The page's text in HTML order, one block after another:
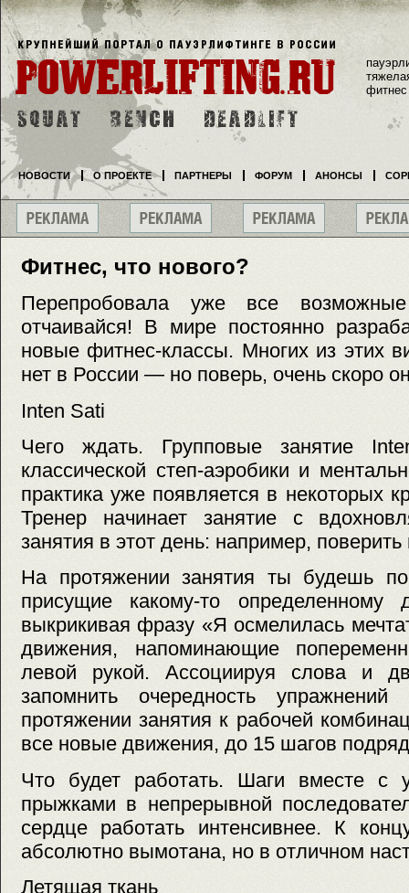
Фитнес, что нового?
Перепробовала уже все
отчаивайся! В мире постоянно
новые фитнес-классы. Многих из этих
нет в России — но поверь, очень скоро
Inten Sati
Чего ждать. Групповые занятие
классической степ-аэробики и
практика уже появляется в некоторых
Тренер начинает занятие с
занятия в этот день: например, поверить
На протяжении занятия ты будешь
присущие какому-то определенному
выкрикивая фразу «Я осмелилась
движения, напоминающие
левой рукой. Ассоциируя слова и
запомнить очередность
протяжении занятия к рабочей
все новые движения, до 15 шагов
Что будет работать. Шаги вместе с
прыжками в непрерывной
сердце работать интенсивнее. К
абсолютно вымотана, но в отличном
Летящая ткань
фитнес
НОВОСТИ О ПРОЕКТЕ ПАРТНЕРЫ ФОРУМ АНОНСЫ